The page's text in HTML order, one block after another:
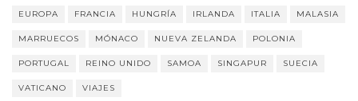
EUROPA FRANCIA HUNGRÍA IRLANDA ITALIA MALASIA
MARRUECOS MÓNACO NUEVA ZELANDA POLONIA
PORTUGAL REINO UNIDO SAMOA SINGAPUR SUECIA
VATICANO VIAJES